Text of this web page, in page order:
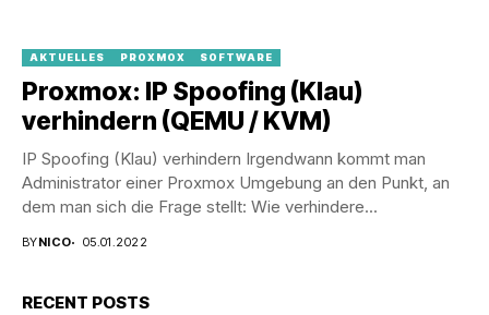
AKTUELLES PROXMOX SOFTWARE
Proxmox: IP Spoofing (Klau)
verhindern (QEMU / KVM)
IP Spoofing (Klau) verhindern Irgendwann kommt man
Administrator einer Proxmox Umgebung an den Punkt, an
dem man sich die Frage stellt: Wie verhindere...
BYNICO 05.01.2022
RECENT POSTS